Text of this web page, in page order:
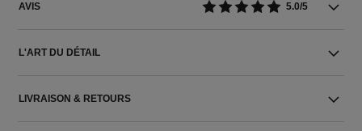
AVIS 5.0/5
L'ART DU DÉTAIL
LIVRAISON & RETOURS